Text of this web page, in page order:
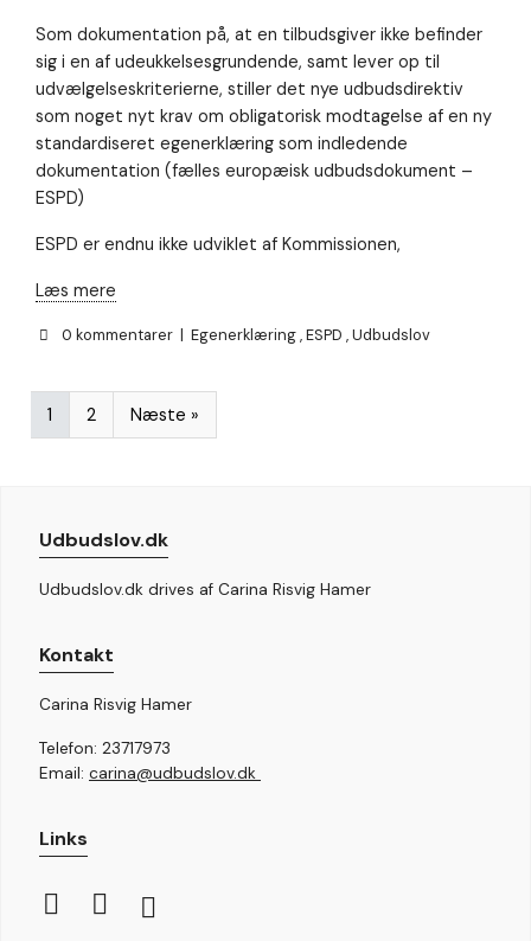
Som dokumentation på, at en tilbudsgiver ikke befinder
sig i en af udeukkelsesgrundende, samt lever op til
udvælgelseskriterierne, stiller det nye udbudsdirektiv
som noget nyt krav om obligatorisk modtagelse af en ny
standardiseret egenerklæring som indledende
dokumentation (fælles europæisk udbudsdokument –
ESPD)
ESPD er endnu ikke udviklet af Kommissionen,
Læs mere
0 kommentarer | Egenerklæring,ESPD ,Udbudslov
1 2 Næste »
Udbudslov.dk
Udbudslov.dk drives af Carina Risvig Hamer
Kontakt
Carina Risvig Hamer
Telefon: 23717973
Email: carina@udbudslov.dk
Links